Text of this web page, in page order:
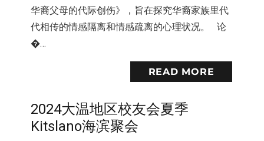
华裔父母的代际创伤》，旨在探究华裔家族里代
代相传的情感隔离和情感疏离的心理状况。 论
�…
READ MORE
2024大温地区校友会夏季
Kitslano海滨聚会